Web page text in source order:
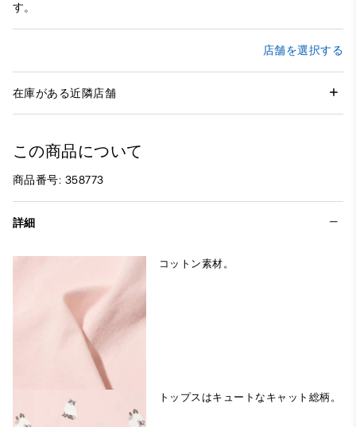
す。
店舗を選択する
在庫がある近隣店舗
この商品について
商品番号: 358773
詳細
コットン素材。
トップスはキュートなキャット総柄。